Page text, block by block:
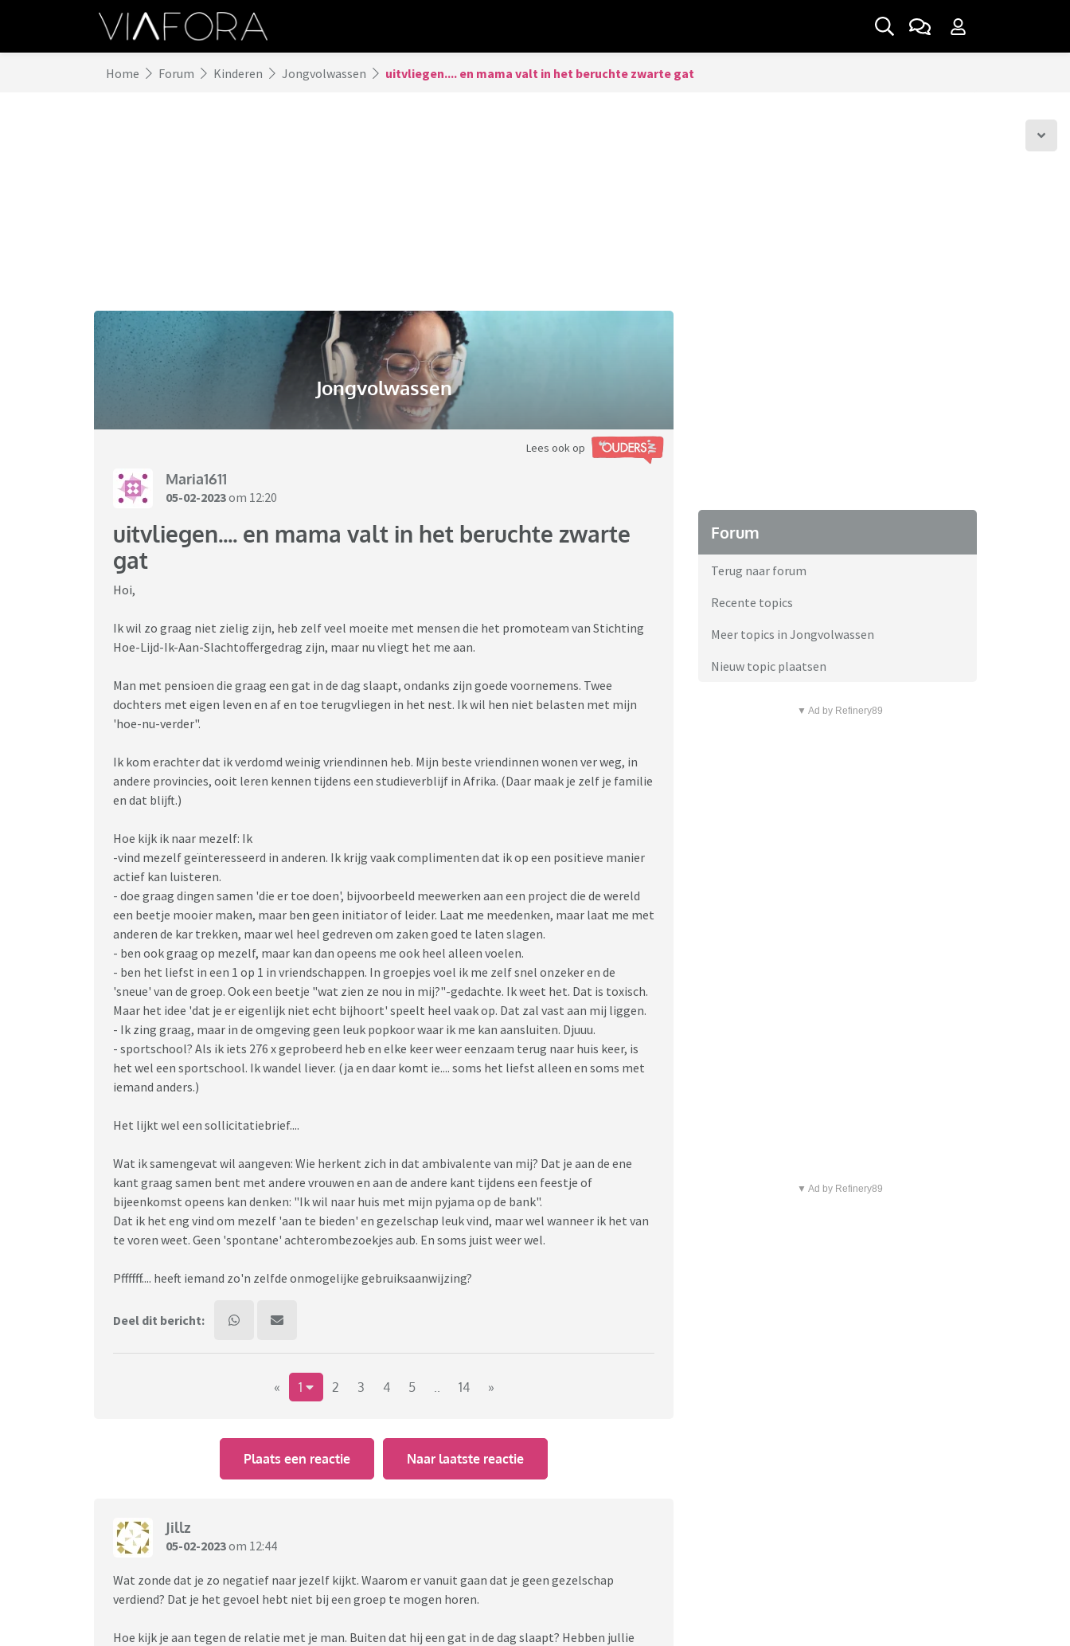
Home Forum Kinderen Jongvolwassen uitvliegen.... en mama valt in het beruchte zwarte gat
Jongvolwassen
Lees ook op
Maria1611
05-02-2023om 12:20
uitvliegen.... en mama valt in het beruchte zwarte
gat
Hoi,
Ik wil zo graag niet zielig zijn, heb zelf veel moeite met mensen die het promoteam van Stichting
Hoe-Lijd-Ik-Aan-Slachtoffergedrag zijn, maar nu vliegt het me aan.
Man met pensioen die graag een gat in de dag slaapt, ondanks zijn goede voornemens. Twee
dochters met eigen leven en af en toe terugvliegen in het nest. Ik wil hen niet belasten met mijn
'hoe-nu-verder".
Ik kom erachter dat ik verdomd weinig vriendinnen heb. Mijn beste vriendinnen wonen ver weg, in
andere provincies, ooit leren kennen tijdens een studieverblijf in Afrika. (Daar maak je zelf je familie
en dat blijft.)
Hoe kijk ik naar mezelf: Ik
-vind mezelf geïnteresseerd in anderen. Ik krijg vaak complimenten dat ik op een positieve manier
actief kan luisteren.
- doe graag dingen samen 'die er toe doen', bijvoorbeeld meewerken aan een project die de wereld
een beetje mooier maken, maar ben geen initiator of leider. Laat me meedenken, maar laat me met
anderen de kar trekken, maar wel heel gedreven om zaken goed te laten slagen.
- ben ook graag op mezelf, maar kan dan opeens me ook heel alleen voelen.
- ben het liefst in een 1 op 1 in vriendschappen. In groepjes voel ik me zelf snel onzeker en de
'sneue' van de groep. Ook een beetje "wat zien ze nou in mij?"-gedachte. Ik weet het. Dat is toxisch.
Maar het idee 'dat je er eigenlijk niet echt bijhoort' speelt heel vaak op. Dat zal vast aan mij liggen.
- Ik zing graag, maar in de omgeving geen leuk popkoor waar ik me kan aansluiten. Djuuu.
- sportschool? Als ik iets 276 x geprobeerd heb en elke keer weer eenzaam terug naar huis keer, is
het wel een sportschool. Ik wandel liever. (ja en daar komt ie.... soms het liefst alleen en soms met
iemand anders.)
Het lijkt wel een sollicitatiebrief....
Wat ik samengevat wil aangeven: Wie herkent zich in dat ambivalente van mij? Dat je aan de ene
kant graag samen bent met andere vrouwen en aan de andere kant tijdens een feestje of
bijeenkomst opeens kan denken: "Ik wil naar huis met mijn pyjama op de bank".
Dat ik het eng vind om mezelf 'aan te bieden' en gezelschap leuk vind, maar wel wanneer ik het van
te voren weet. Geen 'spontane' achterombezoekjes aub. En soms juist weer wel.
Pffffff.... heeft iemand zo'n zelfde onmogelijke gebruiksaanwijzing?
Deel dit bericht:
« 1 2 3 4 5 .. 14 »
Plaats een reactie Naar laatste reactie
Jillz
05-02-2023om 12:44
Wat zonde dat je zo negatief naar jezelf kijkt. Waarom er vanuit gaan dat je geen gezelschap
verdiend? Dat je het gevoel hebt niet bij een groep te mogen horen.
Hoe kijk je aan tegen de relatie met je man. Buiten dat hij een gat in de dag slaapt? Hebben jullie
Forum
Terug naar forum
Recente topics
Meer topics in Jongvolwassen
Nieuw topic plaatsen
▼ Ad by Refinery89
▼ Ad by Refinery89